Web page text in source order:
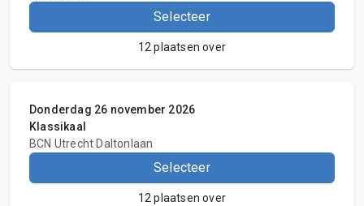
Selecteer
12 plaatsen over
Donderdag 26 november 2026
Klassikaal
BCN Utrecht Daltonlaan
Selecteer
12 plaatsen over